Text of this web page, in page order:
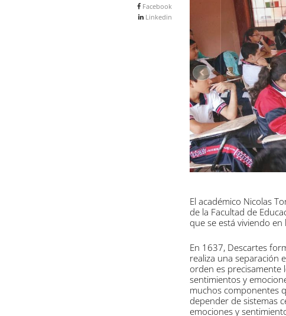
Facebook
Linkedin
El académico Nicolas
de la Facultad de
que se está viviendo en
En 1637, Descartes
realiza una separación
orden es precisamente
sentimientos y
muchos componentes
depender de sistemas
emociones y